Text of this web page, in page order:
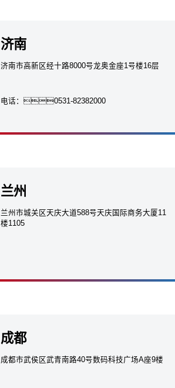
济南
济南市高新区经十路8000号龙奥金座1号楼16层
电话：0531-82382000
兰州
兰州市城关区天庆大道588号天庆国际商务大厦11
楼1105
成都
成都市武侯区武青南路40号数码科技广场A座9楼